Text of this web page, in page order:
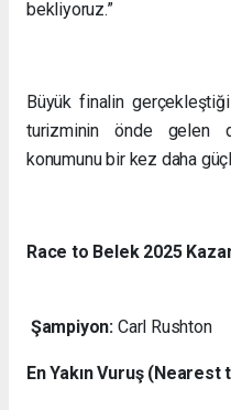
bekliyoruz.”
Büyük finalin
turizminin önde gelen
konumunu bir kez daha
Race to Belek 2025
Şampiyon: Carl Rushton
En Yakın Vuruş (Nearest